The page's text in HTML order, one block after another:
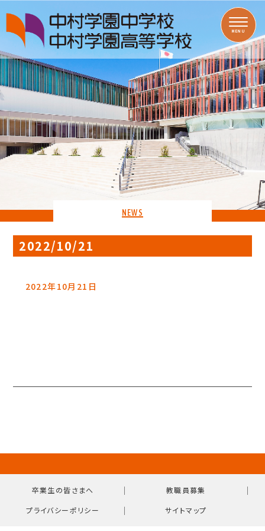
MENU
NEWS
2022/10/21
2022年10月21日
卒業生の皆さまへ ｜ 教職員募集 ｜
プライバシーポリシー ｜ サイトマップ